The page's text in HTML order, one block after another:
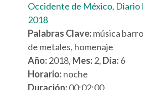
Occidente de México, Diario
2018
Palabras Clave:música
de metales, homenaje
Año:2018, Mes:2, Día:6
Horario:noche
Duración:00:02:00